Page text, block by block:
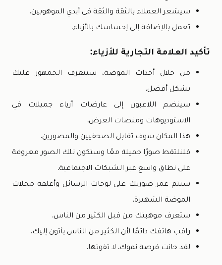
سيشعر العملاء بالثقة والثقة في أيدي الموهوبين.
تعمل بالإضافة إلى إحساسك بالأزياء.
تأكيد العلامة التجارية للأزياء:
من خلال أحداث الموضة، سيتعرف الجمهور عليك
بشكل أفضل.
سينضم اللاعبون إلى عارضات أزياء جميلات في
الاستوديوهات ومنصات العرض.
هذا المكان سوف تقابل الصحفيين والمصورين.
فلنلتقط صورًا جميلة معًا وستكون تلك الصور معروفة
على نطاق واسع عبر الشبكات الاجتماعية.
سيتم غمر صورتك على لوحات الرسائل وأغلفة مجلات
الموضة الشهيرة.
ستعرف موهبتك من قبل الكثير من الناس.
راقب هاتفك دائمًا لأن الكثير من الناس يأتون إليك.
لقد حانت فرصة نموك. لا تفوتها.